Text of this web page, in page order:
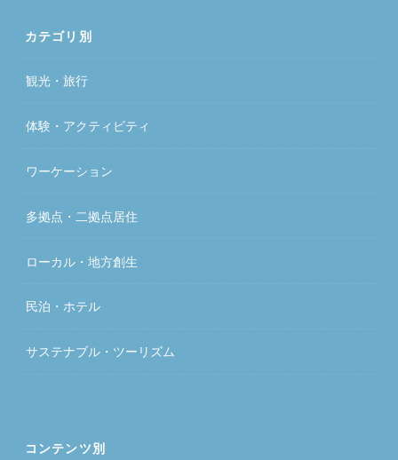
カテゴリ別
観光・旅行
体験・アクティビティ
ワーケーション
多拠点・二拠点居住
ローカル・地方創生
民泊・ホテル
サステナブル・ツーリズム
コンテンツ別